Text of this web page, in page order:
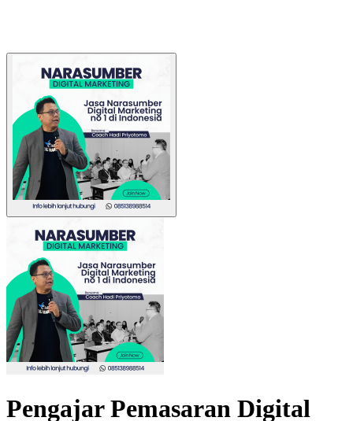
Menu ini berisi navigasi untuk mengakses fitur-fitur di KangPro
Pengajar Pemasaran Digital